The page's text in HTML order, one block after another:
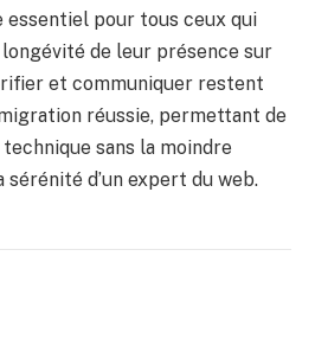
essentiel pour tous ceux qui
de leur présence sur
et communiquer restent
réussie, permettant de
sans la moindre
d’un expert du web.